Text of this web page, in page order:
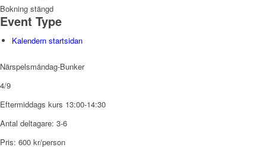
Bokning stängd
Event Type
Kalendern startsidan
Närspelsmåndag-Bunker
4/9
Eftermiddags kurs 13:00-14:30
Antal deltagare: 3-6
Pris: 600 kr/person